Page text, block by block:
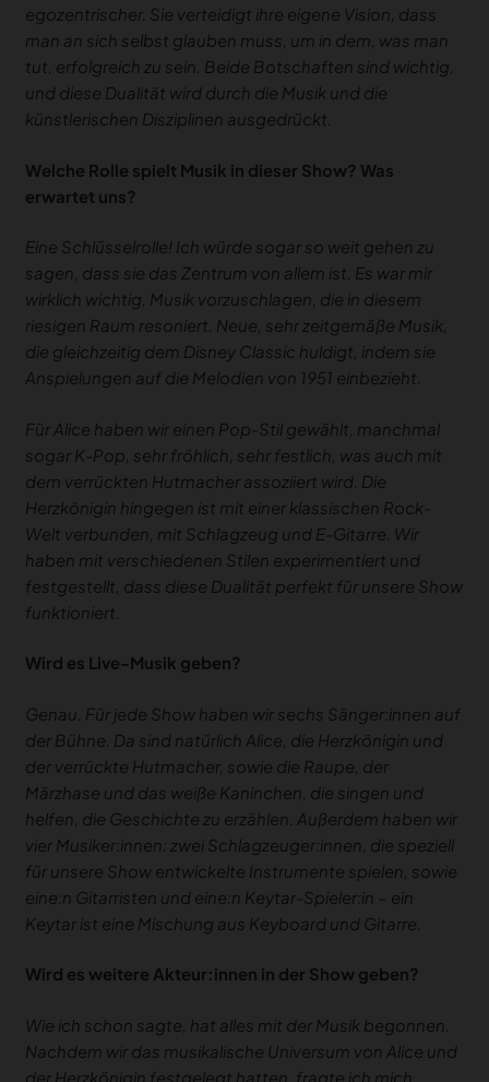
egozentrischer. Sie verteidigt ihre eigene Vision, dass
man an sich selbst glauben muss, um in dem, was man
tut, erfolgreich zu sein. Beide Botschaften sind wichtig,
und diese Dualität wird durch die Musik und die
künstlerischen Disziplinen ausgedrückt.
Welche Rolle spielt Musik in dieser Show? Was
erwartet uns?
Eine Schlüsselrolle! Ich würde sogar so weit gehen zu
sagen, dass sie das Zentrum von allem ist. Es war mir
wirklich wichtig, Musik vorzuschlagen, die in diesem
riesigen Raum resoniert. Neue, sehr zeitgemäße Musik,
die gleichzeitig dem Disney Classic huldigt, indem sie
Anspielungen auf die Melodien von 1951 einbezieht.
Für Alice haben wir einen Pop-Stil gewählt, manchmal
sogar K-Pop, sehr fröhlich, sehr festlich, was auch mit
dem verrückten Hutmacher assoziiert wird. Die
Herzkönigin hingegen ist mit einer klassischen Rock-
Welt verbunden, mit Schlagzeug und E-Gitarre. Wir
haben mit verschiedenen Stilen experimentiert und
festgestellt, dass diese Dualität perfekt für unsere Show
funktioniert.
Wird es Live-Musik geben?
Genau. Für jede Show haben wir sechs Sänger:innen auf
der Bühne. Da sind natürlich Alice, die Herzkönigin und
der verrückte Hutmacher, sowie die Raupe, der
Märzhase und das weiße Kaninchen, die singen und
helfen, die Geschichte zu erzählen. Außerdem haben wir
vier Musiker:innen: zwei Schlagzeuger:innen, die speziell
für unsere Show entwickelte Instrumente spielen, sowie
eine:n Gitarristen und eine:n Keytar-Spieler:in – ein
Keytar ist eine Mischung aus Keyboard und Gitarre.
Wird es weitere Akteur:innen in der Show geben?
Wie ich schon sagte, hat alles mit der Musik begonnen.
Nachdem wir das musikalische Universum von Alice und
der Herzkönigin festgelegt hatten, fragte ich mich,